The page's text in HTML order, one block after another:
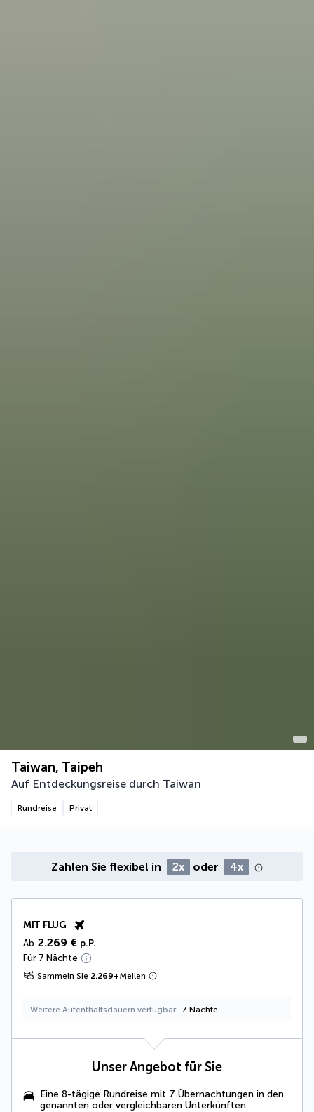
Taiwan, Taipeh
Auf Entdeckungsreise durch Taiwan
Rundreise Privat
Zahlen Sie flexibel in 2x oder 4x
MIT FLUG
Ab 2.269 € p.P.
Für 7 Nächte
Sammeln Sie 2.269+Meilen
Weitere Aufenthaltsdauern verfügbar 7 Nächte
Unser Angebot für Sie
Eine 8-tägige Rundreise mit 7 Übernachtungen in den
genannten oder vergleichbaren Unterkünften